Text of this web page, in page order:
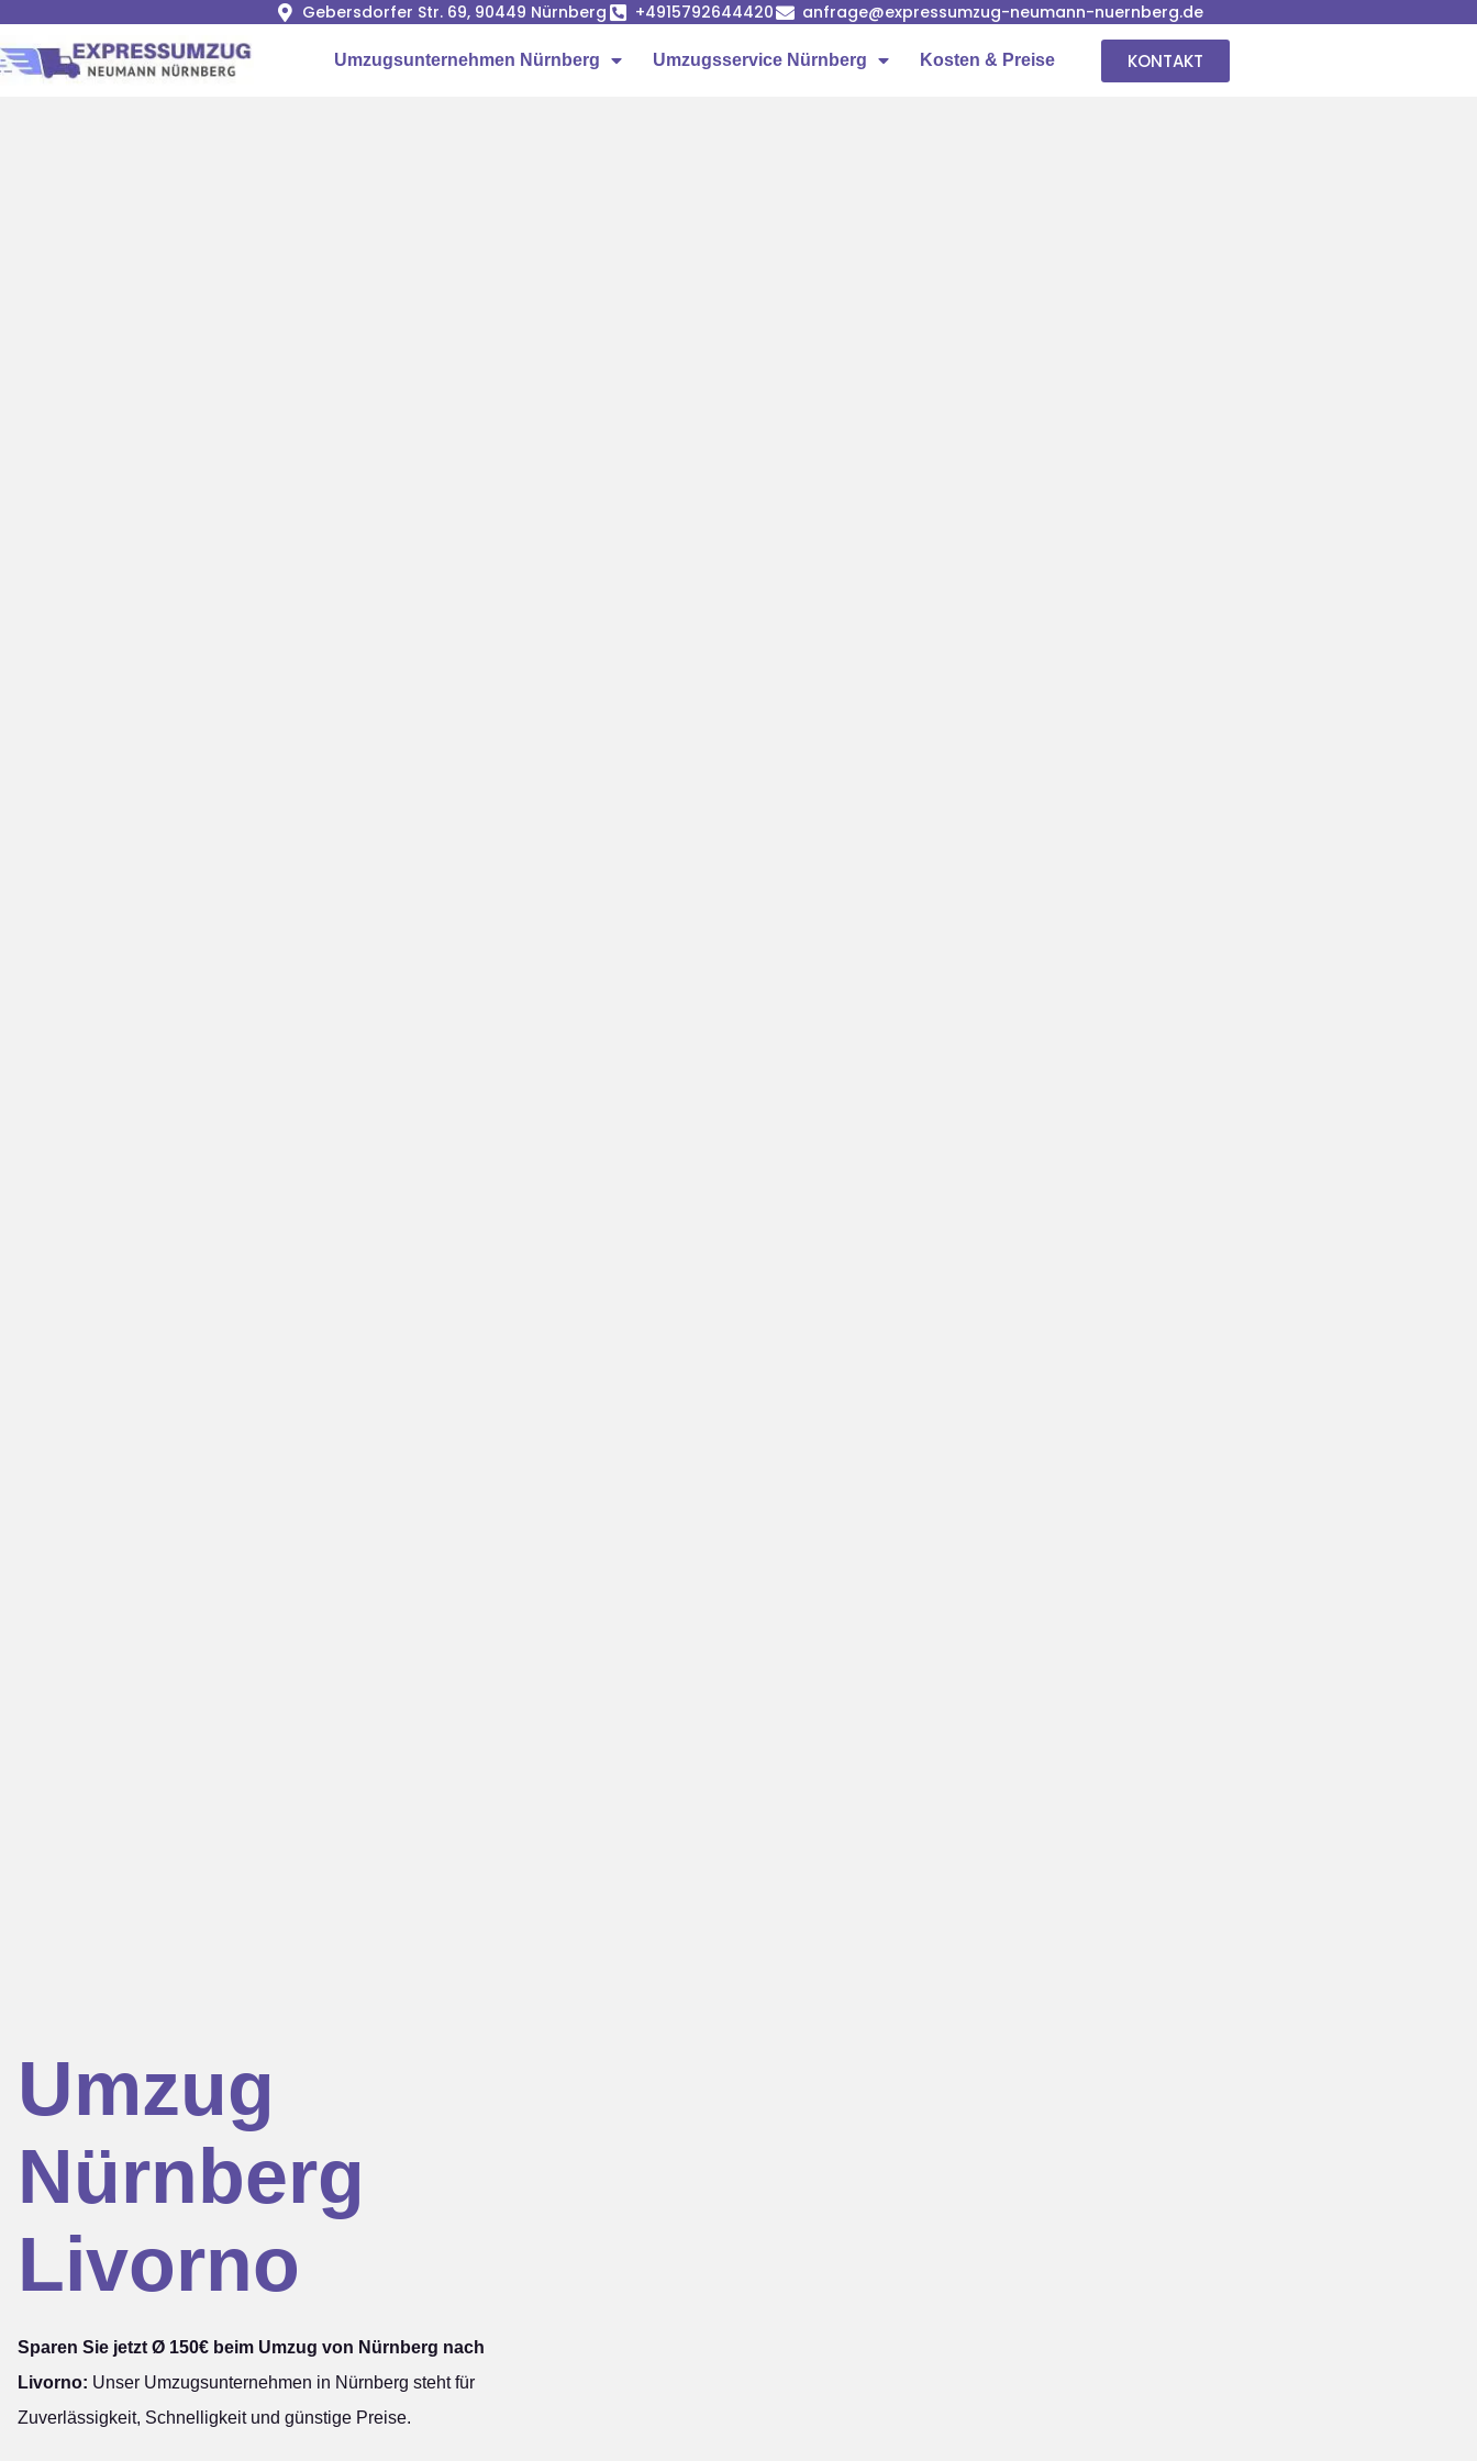
Gebersdorfer Str. 69, 90449 Nürnberg +4915792644420 anfrage@expressumzug-neumann-nuernberg.de
Umzugsunternehmen Nürnberg Umzugsservice Nürnberg Kosten & Preise KONTAKT
Umzug
Nürnberg
Livorno
Sparen Sie jetzt Ø 150€ beim Umzug von Nürnberg nach
Livorno: Unser Umzugsunternehmen in Nürnberg steht für
Zuverlässigkeit, Schnelligkeit und günstige Preise.